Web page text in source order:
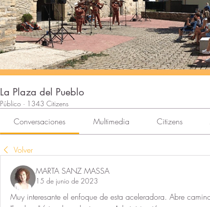
La Plaza del Pueblo
Público · 1343 Citizens
Conversaciones Multimedia Citizens
Volver
MARTA SANZ MASSA
15 de junio de 2023
Muy interesante el enfoque de esta aceleradora. Abre